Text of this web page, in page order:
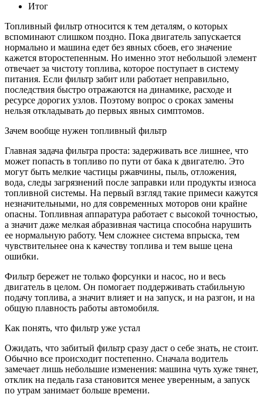
Итог
Топливный фильтр относится к тем деталям, о которых
вспоминают слишком поздно. Пока двигатель запускается
нормально и машина едет без явных сбоев, его значение
кажется второстепенным. Но именно этот небольшой элемент
отвечает за чистоту топлива, которое поступает в систему
питания. Если фильтр забит или работает неправильно,
последствия быстро отражаются на динамике, расходе и
ресурсе дорогих узлов. Поэтому вопрос о сроках замены
нельзя откладывать до первых явных симптомов.
Зачем вообще нужен топливный фильтр
Главная задача фильтра проста: задерживать все лишнее, что
может попасть в топливо по пути от бака к двигателю. Это
могут быть мелкие частицы ржавчины, пыль, отложения,
вода, следы загрязнений после заправки или продукты износа
топливной системы. На первый взгляд такие примеси кажутся
незначительными, но для современных моторов они крайне
опасны. Топливная аппаратура работает с высокой точностью,
а значит даже мелкая абразивная частица способна нарушить
ее нормальную работу. Чем сложнее система впрыска, тем
чувствительнее она к качеству топлива и тем выше цена
ошибки.
Фильтр бережет не только форсунки и насос, но и весь
двигатель в целом. Он помогает поддерживать стабильную
подачу топлива, а значит влияет и на запуск, и на разгон, и на
общую плавность работы автомобиля.
Как понять, что фильтр уже устал
Ожидать, что забитый фильтр сразу даст о себе знать, не стоит.
Обычно все происходит постепенно. Сначала водитель
замечает лишь небольшие изменения: машина чуть хуже тянет,
отклик на педаль газа становится менее уверенным, а запуск
по утрам занимает больше времени.